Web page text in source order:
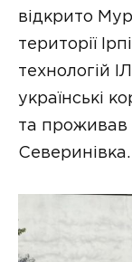
відкрито
території
технологій
українські
та проживав
Северинівка.